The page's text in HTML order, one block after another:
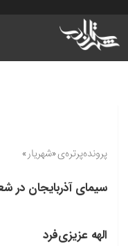
پرونده‌پرتره‌ی «شهریار»
سیمای آذربایجان در
الهه عزیزی‌فرد